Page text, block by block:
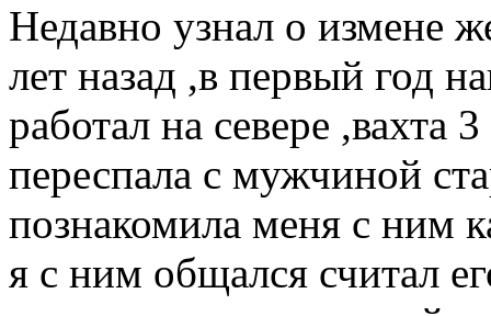
Недавно узнал о измене
лет назад ,в первый год
работал на севере ,вахта
переспала с мужчиной
познакомила меня с ним
я с ним общался считал